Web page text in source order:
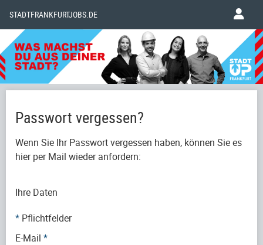
STADTFRANKFURTJOBS.DE
Passwort vergessen?
Wenn Sie Ihr Passwort vergessen haben, können Sie es
hier per Mail wieder anfordern:
Ihre Daten
* Pflichtfelder
E-Mail *